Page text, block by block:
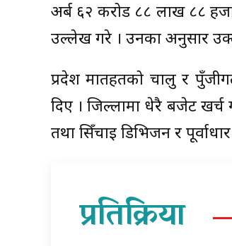
अर्ब ६२ करोड ८८ लाख ८८
उल्लेख गरे । उनका अनुसार
प्रदेश मातहतको चालु र
दिए । जिल्लामा धेरै बजेट खर्च
तथा सिँचाइ डिभिजन र
प्रतिक्रिया